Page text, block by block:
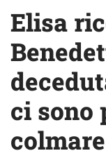
Elisa
ci sono